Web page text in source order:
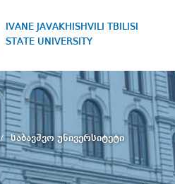
IVANE JAVAKHISHVILI TBILISI
STATE UNIVERSITY
საბავშვო უნივერსიტეტი